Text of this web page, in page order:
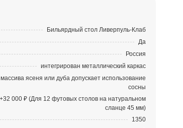
Бильярдный стол Ливерпуль-Клаб
Да
Россия
интегрирован металлический каркас
ясеня или дуба допускает использование
сосны
+32 000 ₽ (Для 12 футовых столов на натуральном
сланце 45 мм)
1350